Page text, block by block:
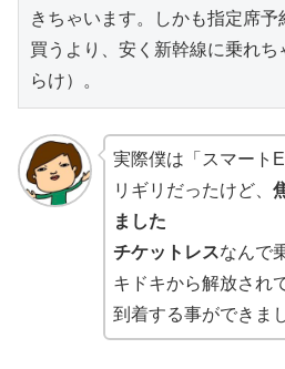
きちゃいます。しかも指定席
買うより、安く新幹線に乗れ
らけ）。
実際僕は「スマート
リギリだったけど、
ました
チケットレスなんで
キドキから解放され
到着する事ができま